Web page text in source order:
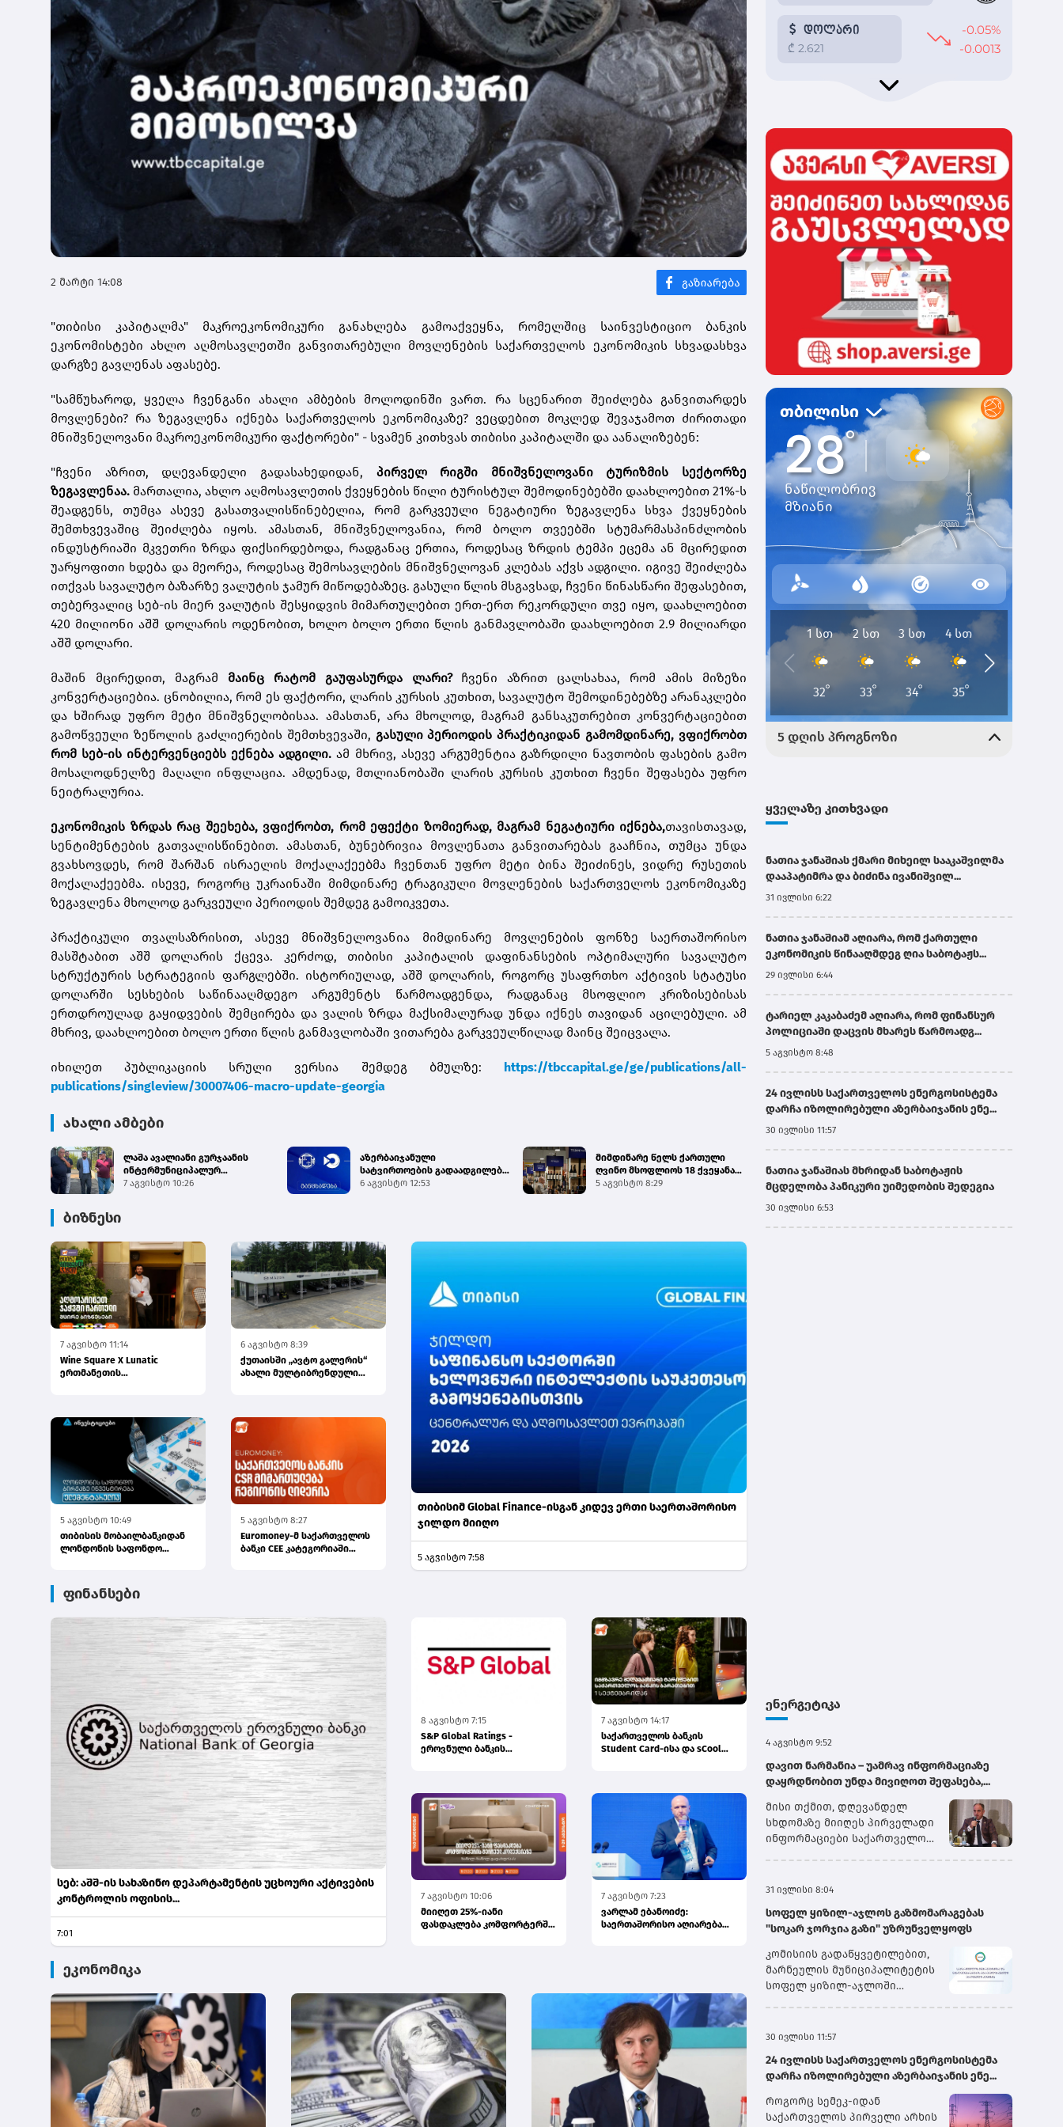
2 მარტი 14:08
"თიბისი კაპიტალმა" მაკროეკონომიკური განახლება გამოაქვეყნა, რომელშიც საინვესტიციო ბანკის
ეკონომისტები ახლო აღმოსავლეთში განვითარებული მოვლენების საქართველოს ეკონომიკის სხვადასხვა
დარგზე გავლენას აფასებე.
"სამწუხაროდ, ყველა ჩვენგანი ახალი ამბების მოლოდინში ვართ. რა სცენარით შეიძლება განვითარდეს
მოვლენები? რა ზეგავლენა იქნება საქართველოს ეკონომიკაზე? ვეცდებით მოკლედ შევაჯამოთ ძირითადი
მნიშვნელოვანი მაკროეკონომიკური ფაქტორები" - სვამენ კითხვას თიბისი კაპიტალში და აანალიზებენ:
"ჩვენი აზრით, დღევანდელი გადასახედიდან, პირველ რიგში მნიშვნელოვანი ტურიზმის სექტორზე
ზეგავლენაა. მართალია, ახლო აღმოსავლეთის ქვეყნების წილი ტურისტულ შემოდინებებში დაახლოებით 21%-ს
შეადგენს, თუმცა ასევე გასათვალისწინებელია, რომ გარკვეული ნეგატიური ზეგავლენა სხვა ქვეყნების
შემთხვევაშიც შეიძლება იყოს. ამასთან, მნიშვნელოვანია, რომ ბოლო თვეებში სტუმარმასპინძლობის
ინდუსტრიაში მკვეთრი ზრდა ფიქსირდებოდა, რადგანაც ერთია, როდესაც ზრდის ტემპი ეცემა ან მცირედით
უარყოფითი ხდება და მეორეა, როდესაც შემოსავლების მნიშვნელოვან კლებას აქვს ადგილი. იგივე შეიძლება
ითქვას სავალუტო ბაზარზე ვალუტის ჯამურ მიწოდებაზეც. გასული წლის მსგავსად, ჩვენი წინასწარი შეფასებით,
თებერვალიც სებ-ის მიერ ვალუტის შესყიდვის მიმართულებით ერთ-ერთ რეკორდული თვე იყო, დაახლოებით
420 მილიონი აშშ დოლარის ოდენობით, ხოლო ბოლო ერთი წლის განმავლობაში დაახლოებით 2.9 მილიარდი
აშშ დოლარი.
მაშინ მცირედით, მაგრამ მაინც რატომ გაუფასურდა ლარი?ჩვენი აზრით ცალსახაა, რომ ამის მიზეზი
კონვერტაციებია. ცნობილია, რომ ეს ფაქტორი, ლარის კურსის კუთხით, სავალუტო შემოდინებებზე არანაკლები
და ხშირად უფრო მეტი მნიშვნელობისაა. ამასთან, არა მხოლოდ, მაგრამ განსაკუთრებით კონვერტაციებით
გამოწვეული ზეწოლის გაძლიერების შემთხვევაში, გასული პერიოდის პრაქტიკიდან გამომდინარე, ვფიქრობთ
რომ სებ-ის ინტერვენციებს ექნება ადგილი.ამ მხრივ, ასევე არგუმენტია გაზრდილი ნავთობის ფასების გამო
მოსალოდნელზე მაღალი ინფლაცია. ამდენად, მთლიანობაში ლარის კურსის კუთხით ჩვენი შეფასება უფრო
ნეიტრალურია.
ეკონომიკის ზრდას რაც შეეხება, ვფიქრობთ, რომ ეფექტი ზომიერად, მაგრამ ნეგატიური იქნება,თავისთავად,
სენტიმენტების გათვალისწინებით. ამასთან, ბუნებრივია მოვლენათა განვითარებას გააჩნია, თუმცა უნდა
გვახსოვდეს, რომ შარშან ისრაელის მოქალაქეებმა ჩვენთან უფრო მეტი ბინა შეიძინეს, ვიდრე რუსეთის
მოქალაქეებმა. ისევე, როგორც უკრაინაში მიმდინარე ტრაგიკული მოვლენების საქართველოს ეკონომიკაზე
ზეგავლენა მხოლოდ გარკვეული პერიოდის შემდეგ გამოიკვეთა.
პრაქტიკული თვალსაზრისით, ასევე მნიშვნელოვანია მიმდინარე მოვლენების ფონზე საერთაშორისო
მასშტაბით აშშ დოლარის ქცევა. კერძოდ, თიბისი კაპიტალის დაფინანსების ოპტიმალური სავალუტო
სტრუქტურის სტრატეგიის ფარგლებში. ისტორიულად, აშშ დოლარის, როგორც უსაფრთხო აქტივის სტატუსი
დოლარში სესხების საწინააღმდეგო არგუმენტს წარმოადგენდა, რადგანაც მსოფლიო კრიზისებისას
ერთდროულად გაყიდვების შემცირება და ვალის ზრდა მაქსიმალურად უნდა იქნეს თავიდან აცილებული. ამ
მხრივ, დაახლოებით ბოლო ერთი წლის განმავლობაში ვითარება გარკვეულწილად მაინც შეიცვალა.
იხილეთ პუბლიკაციის სრული ვერსია შემდეგ ბმულზე: https://tbccapital.ge/ge/publications/all-
publications/singleview/30007406-macro-update-georgia
ახალი ამბები
ლაშა ავალიანი გურჯაანის
ინტერმუნიციპალურ
თავშესაფარში ძაღლების
7 აგვისტო 10:26
აზერბაიჯანული
სატვირთოების გადაადგილება
საბაჟო გამშვებ პუნქტებზე
6 აგვისტო 12:53
მიმდინარე წელს ქართული
ღვინო მსოფლიოს 18 ქვეყანაში
გამართულ 140-მდე ღო...
5 აგვისტო 8:29
ბიზნესი
7 აგვისტო 11:14
Wine Square X Lunatic
ერთმანეთის
6 აგვისტო 8:39
ქუთაისში „ავტო გალერის“
ახალი მულტიბრენდული
5 აგვისტო 10:49
თიბისის მობაილბანკიდან
ლონდონის საფონდო
5 აგვისტო 8:27
Euromoney-მ საქართველოს
ბანკი CEE კატეგორიაში
თიბისიმ Global Finance-ისგან კიდევ ერთი საერთაშორისო
ჯილდო მიიღო
5 აგვისტო 7:58
ფინანსები
სებ: აშშ-ის სახაზინო დეპარტამენტის უცხოური აქტივების
კონტროლის ოფისის...
7:01
8 აგვისტო 7:15
S&P Global Ratings -
ეროვნული ბანკის
7 აგვისტო 14:17
საქართველოს ბანკის
Student Card-ისა და sCool
7 აგვისტო 10:06
მიიღეთ 25%-იანი
ფასდაკლება კომფორტერში
7 აგვისტო 7:23
ვარლამ ებანოიძე:
საერთაშორისო აღიარება
ეკონომიკა
ყველაზე კითხვადი
ნათია ჯანაშიას ქმარი მიხეილ სააკაშვილმა
დააპატიმრა და ბიძინა ივანიშვილ...
31 ივლისი 6:22
ნათია ჯანაშიამ აღიარა, რომ ქართული
ეკონომიკის წინააღმდეგ ღია საბოტაჟს...
29 ივლისი 6:44
ტარიელ კაკაბაძემ აღიარა, რომ ფინანსურ
პოლიციაში დაცვის მხარეს წარმოადგ...
5 აგვისტო 8:48
24 ივლისს საქართველოს ენერგოსისტემა
დარჩა იზოლირებული აზერბაიჯანის ენე...
30 ივლისი 11:57
ნათია ჯანაშიას მხრიდან საბოტაჟის
მცდელობა პანიკური უიმედობის შედეგია
30 ივლისი 6:53
ენერგეტიკა
4 აგვისტო 9:52
დავით ნარმანია – უამრავ ინფორმაციაზე
დაყრდნობით უნდა მივიღოთ შეფასება,...
მისი თქმით, დღევანდელ
სხდომაზე მიიღეს პირველადი
ინფორმაციები საქართველოს
პირებიდან, თუმცა გარკვეული
დამუშავების რეჟიმშია.
„ყველაფრის თავმოყრის
შემდეგ ჩვენ შეგვეძლება,
გავაკეთოთ საბოლოო
დასკვნები. წინასწარი
ავარიის გამომწვევი მიზეზი
ძაბვის გადამცემ ხაზზე
არსებული ავარია, რომელიც
მერე უკვე გადაეცა მთელ
არსებულმა გამორთვის –
ძალიან მარტივ ენაზე რომ
31 ივლისი 8:04
სოფელ ყიზილ-აჯლოს გაზმომარაგებას
"სოკარ ჯორჯია გაზი" უზრუნველყოფს
კომისიის გადაწყვეტილებით,
მარნეულის მუნიციპალიტეტის
სოფელ ყიზილ-აჯლოში
უსაფრთხო მომარაგების
პირველი აგვისტოდან შპს
„სოკარ ჯორჯია გაზი“
უზრუნველყოფს ბუნებრივი
გაზის განაწილების
30 ივლისი 11:57
24 ივლისს საქართველოს ენერგოსისტემა
დარჩა იზოლირებული აზერბაიჯანის ენე...
როგორც სემეკ-იდან
საქართველოს პირველი არხის